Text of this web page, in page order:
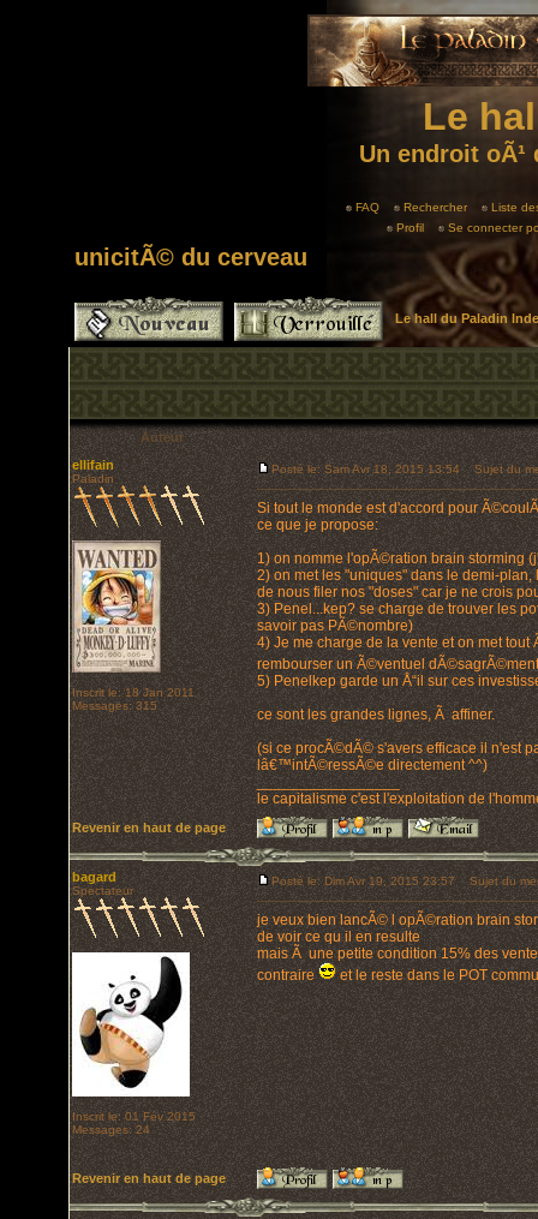
Le
Un endroit
FAQ Rechercher
Liste
Profil
Se connecter
unicitÃ© du cerveau
Le hall du Paladin
Auteur
ellifain
Paladin
Inscrit le: 18 Jan 2011
Messages: 315
Posté le: Sam Avr 18, 2015 13:54 Sujet du
Si tout le monde est d'accord pour
ce que je propose:
1) on nomme l'opÃ©ration brain storming
2) on met les "uniques" dans le demi-
de nous filer nos "doses" car je ne crois
3) Penel...kep? se charge de trouver les
savoir pas PÃ©nombre)
4) Je me charge de la vente et on met
rembourser un Ã©ventuel
5) Penelkep garde un Å“il sur ces
ce sont les grandes lignes, Ã affiner.
(si ce procÃ©dÃ© s'avers efficace il n'est
lâ€™intÃ©ressÃ©e directement ^^)
_________________
le capitalisme c'est l'exploitation de
Revenir en haut de page
bagard
Spectateur
Inscrit le: 01 Fév 2015
Messages: 24
Posté le: Dim Avr 19, 2015 23:57 Sujet du
je veux bien lancÃ© l opÃ©ration brain
de voir ce qu il en resulte
mais Ã une petite condition 15% des
contraire
et le reste dans le POT
Revenir en haut de page